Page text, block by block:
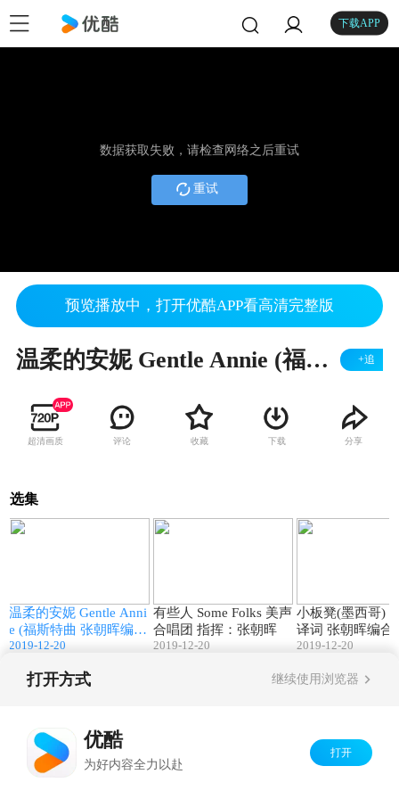
下载APP
数据获取失败，请检查网络之后重试
重试
预览播放中，打开优酷APP看高清完整版
温柔的安妮 Gentle Annie (福斯特曲 张朝晖编合唱) 美声合唱团 +追
超清画质 评论 收藏 下载 分享
选集
温柔的安妮 Gentle Anni
e (福斯特曲 张朝晖编合
唱) 美声合唱团
2019-12-20
有些人 Some Folks 美声
合唱团 指挥：张朝晖
2019-12-20
小板凳(墨西哥) 陈复君
译词 张朝晖编合唱
声合唱团 (男声
2019-12-20
打开方式 继续使用浏览器
优酷
为好内容全力以赴
打开